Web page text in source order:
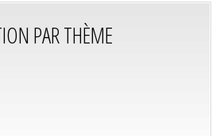
PAR THÈME